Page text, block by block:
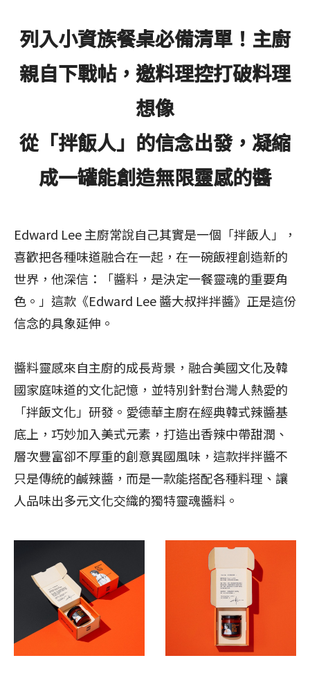
列入小資族餐桌必備清單！主廚
親自下戰帖，邀料理控打破料理
想像
從「拌飯人」的信念出發，凝縮
成一罐能創造無限靈感的醬
Edward Lee 主廚常說自己其實是一個「拌飯人」，
喜歡把各種味道融合在一起，在一碗飯裡創造新的
世界，他深信：「醬料，是決定一餐靈魂的重要角
色。」這款《Edward Lee 醬大叔拌拌醬》正是這份
信念的具象延伸。
醬料靈感來自主廚的成長背景，融合美國文化及韓
國家庭味道的文化記憶，並特別針對台灣人熱愛的
「拌飯文化」研發。愛德華主廚在經典韓式辣醬基
底上，巧妙加入美式元素，打造出香辣中帶甜潤、
層次豐富卻不厚重的創意異國風味，這款拌拌醬不
只是傳統的鹹辣醬，而是一款能搭配各種料理、讓
人品味出多元文化交織的獨特靈魂醬料。